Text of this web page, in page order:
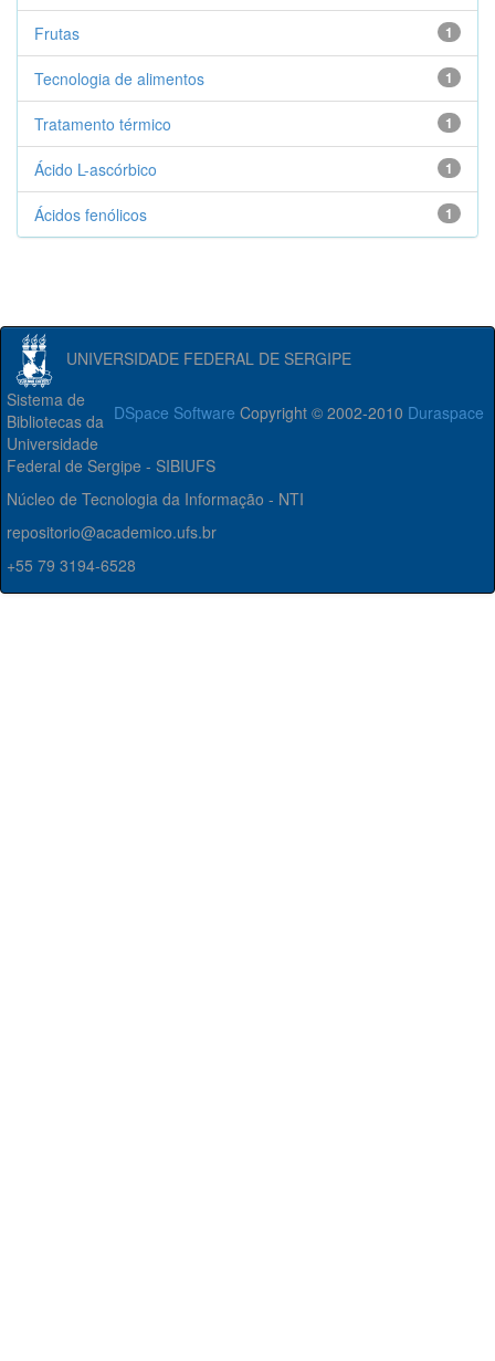
1
Frutas
1
Tecnologia de alimentos
1
Tratamento térmico
1
Ácido L-ascórbico
1
Ácidos fenólicos
UNIVERSIDADE FEDERAL DE SERGIPE
DSpace Software Copyright © 2002-2010 Duraspace
Sistema de
Bibliotecas da
Universidade
Federal de Sergipe - SIBIUFS
Núcleo de Tecnologia da Informação - NTI
repositorio@academico.ufs.br
+55 79 3194-6528